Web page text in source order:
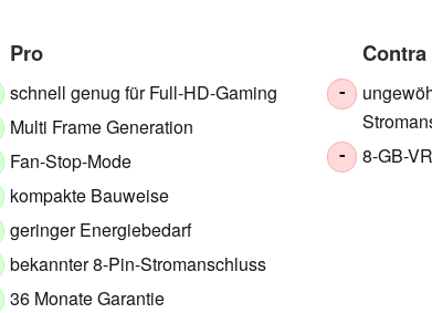
Pro
schnell genug für Full-HD-Gaming
Multi Frame Generation
Fan-Stop-Mode
kompakte Bauweise
geringer Energiebedarf
bekannter 8-Pin-Stromanschluss
36 Monate Garantie
Contra
-
- 8-GB-